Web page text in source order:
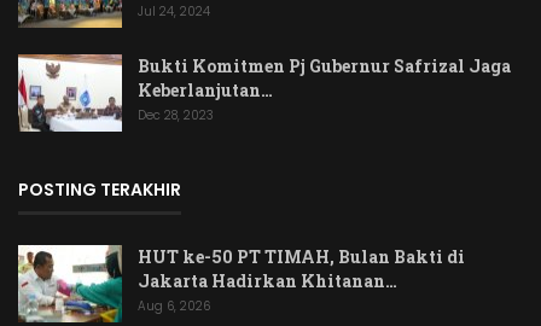
Jul 24, 2024
Bukti Komitmen Pj Gubernur Safrizal Jaga
Keberlanjutan…
Dec 28, 2023
POSTING TERAKHIR
HUT ke-50 PT TIMAH, Bulan Bakti di
Jakarta Hadirkan Khitanan…
Aug 6, 2026